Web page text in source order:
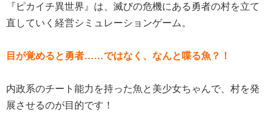
『ピカイチ異世界』は、滅びの危機にある勇者の村を立て
直していく経営シミュレーションゲーム。
目が覚めると勇者……ではなく、なんと喋る魚？！
内政系のチート能力を持った魚と美少女ちゃんで、村を発
展させるのが目的です！